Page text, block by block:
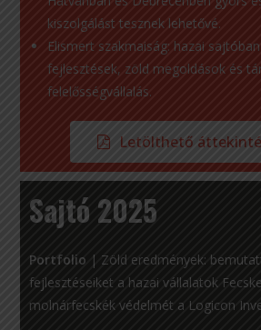
kiszolgálást tesznek lehetővé.
Elismert szakmaiság: hazai
fejlesztések, zöld megoldások és
felelősségvállalás.
Letölthető
Sajtó 2025
Portfolio | Zöld eredmények:
fejlesztéseiket a hazai vállalatok
molnárfecskék védelmét a Logicon